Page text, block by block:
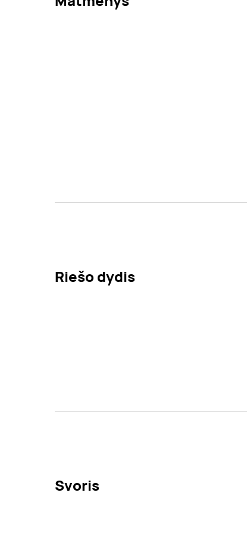
Riešo dydis
Svoris